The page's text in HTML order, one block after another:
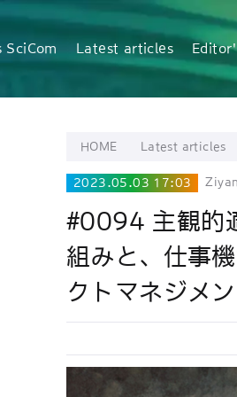
SciCom Latest articles
HOME Latest articles
2023.05.03 17:03
#0094 主観的
組みと、仕事
クトマネジメ